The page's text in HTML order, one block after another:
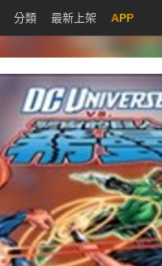
分類 最新上架 APP